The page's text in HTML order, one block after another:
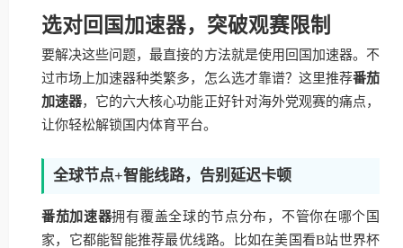
选对回国加速器，突破观赛限制
要解决这些问题，最直接的方法就是使用回国加速器。不
过市场上加速器种类繁多，怎么选才靠谱？这里推荐番茄
加速器，它的六大核心功能正好针对海外党观赛的痛点，
让你轻松解锁国内体育平台。
全球节点+智能线路，告别延迟卡顿
番茄加速器拥有覆盖全球的节点分布，不管你在哪个国
家，它都能智能推荐最优线路。比如在美国看B站世界杯